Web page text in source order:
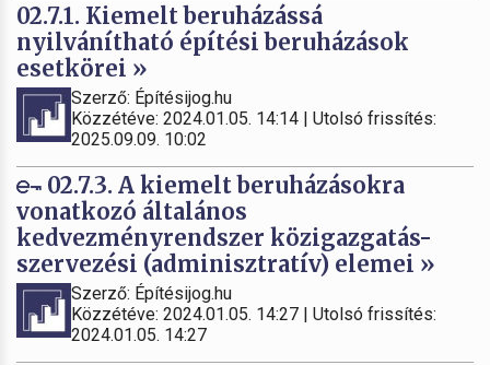
02.7.1. Kiemelt beruházássá
nyilvánítható építési beruházások
esetkörei »
Szerző: Építésijog.hu
Közzétéve: 2024.01.05. 14:14 | Utolsó frissítés:
2025.09.09. 10:02
02.7.3. A kiemelt beruházásokra
vonatkozó általános
kedvezményrendszer közigazgatás-
szervezési (adminisztratív) elemei »
Szerző: Építésijog.hu
Közzétéve: 2024.01.05. 14:27 | Utolsó frissítés:
2024.01.05. 14:27